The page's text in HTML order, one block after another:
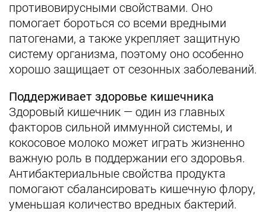
противовирусными свойствами. Оно
помогает бороться со всеми вредными
патогенами, а также укрепляет защитную
систему организма, поэтому оно особенно
хорошо защищает от сезонных заболеваний.
Поддерживает здоровье кишечника
Здоровый кишечник — один из главных
факторов сильной иммунной системы, и
кокосовое молоко может играть жизненно
важную роль в поддержании его здоровья.
Антибактериальные свойства продукта
помогают сбалансировать кишечную флору,
уменьшая количество вредных бактерий.